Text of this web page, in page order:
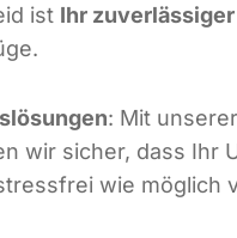
ist Ihr
: Mit
wir sicher, dass Ihr
wie möglich